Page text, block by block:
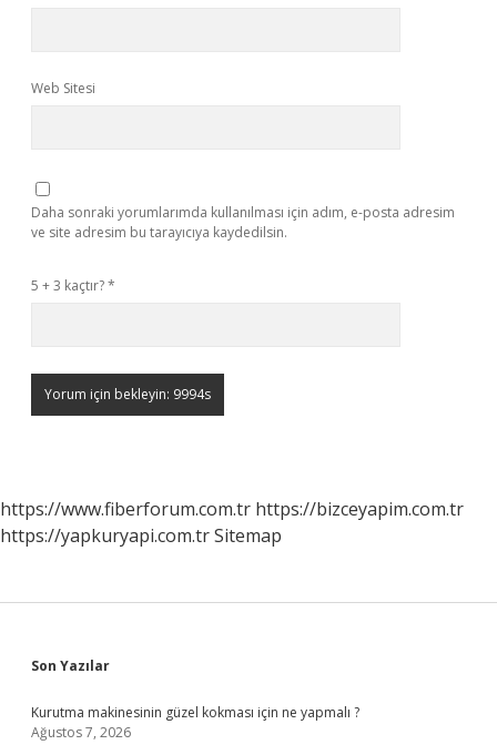
Web Sitesi
Daha sonraki yorumlarımda kullanılması için adım, e-posta adresim
ve site adresim bu tarayıcıya kaydedilsin.
5 + 3 kaçtır?*
https://www.fiberforum.com.tr https://bizceyapim.com.tr
https://yapkuryapi.com.trSitemap
Sidebar
Son Yazılar
Kurutma makinesinin güzel kokması için ne yapmalı ?
Ağustos 7, 2026